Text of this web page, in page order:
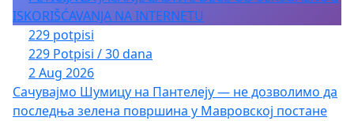
ISKORIŠĆAVANJA NA INTERNETU
229 potpisi
229 Potpisi / 30 dana
2 Aug 2026
Сачувајмо Шумицу на Пантелеју — не дозволимо да
последња зелена површина у Мавровској постане